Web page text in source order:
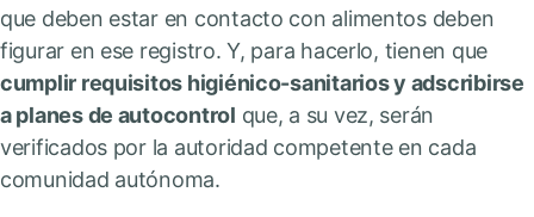
que deben estar en contacto con alimentos deben
figurar en ese registro. Y, para hacerlo, tienen que
cumplir requisitos higiénico-sanitarios y adscribirse
a planes de autocontrol que, a su vez, serán
verificados por la autoridad competente en cada
comunidad autónoma.